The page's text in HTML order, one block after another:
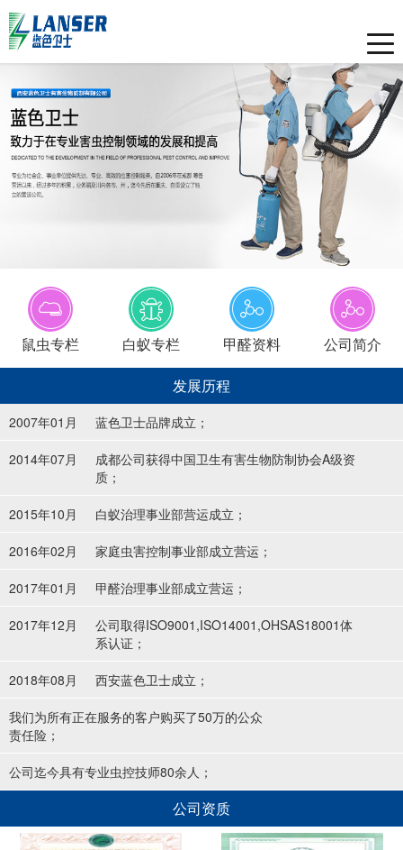
Toggle
鼠虫专栏 白蚁专栏 甲醛资料 公司简介
发展历程
2007年01月 蓝色卫士品牌成立；
2014年07月
成都公司获得中国卫生有害生物防制协会A级资
质；
2015年10月 白蚁治理事业部营运成立；
2016年02月 家庭虫害控制事业部成立营运；
2017年01月 甲醛治理事业部成立营运；
2017年12月
公司取得ISO9001,ISO14001,OHSAS18001体
系认证；
2018年08月 西安蓝色卫士成立；
我们为所有正在服务的客户购买了50万的公众
责任险；
公司迄今具有专业虫控技师80余人；
公司资质